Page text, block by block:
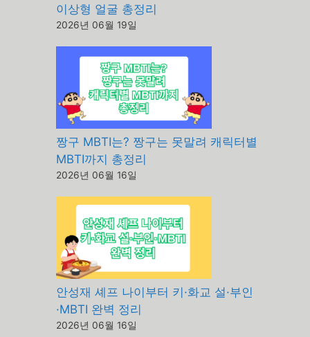
이상형 얼굴 총정리
2026년 06월 19일
짱구 MBTI는? 짱구는 못말려 캐릭터별
MBTI까지 총정리
2026년 06월 16일
안성재 셰프 나이부터 키·화교 설·부인
·MBTI 완벽 정리
2026년 06월 16일